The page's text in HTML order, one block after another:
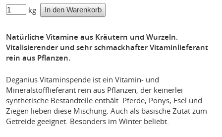
kg
Natürliche Vitamine aus Kräutern und Wurzeln.
Vitalisierender und sehr schmackhafter Vitaminlieferant
rein aus Pflanzen.
Deganius Vitaminspende ist ein Vitamin- und
Mineralstofflieferant rein aus Pflanzen, der keinerlei
synthetische Bestandteile enthält. Pferde, Ponys, Esel und
Ziegen lieben diese Mischung. Auch als basische Zutat zum
Getreide geeignet. Besonders im Winter beliebt.